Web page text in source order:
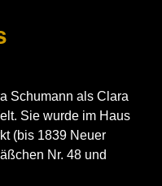
Schumann als Clara
Sie wurde im Haus
(bis 1839 Neuer
Nr. 48 und